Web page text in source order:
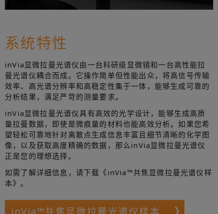
系统特性
inVia显微拉曼光谱仪由一台科研级显微镜和一台高性能拉
曼光谱仪耦合而成。它操作简单但性能出众，将高信号传输
效率、高光谱分辨率和高稳定性集于一体，能够生成可靠的
分析结果，满足严苛的测量要求。
inVia显微拉曼光谱仪具有高效的光学设计，能够生成高质
量拉曼数据，即使是微痕量的材料也能高效分析。如果您希
望轻松可靠地针对离散点生成信息丰富且细节清晰的化学图
像，以及获取高度精确的数据，那么inVia显微拉曼光谱仪
正是您的理想选择。
如需了解详细信息，请下载《inVia™共焦显微拉曼光谱仪样
本》。